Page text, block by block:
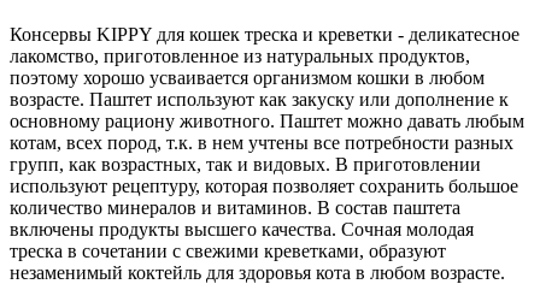
Консервы KIPPY для кошек треска и креветки - деликатесное
лакомство, приготовленное из натуральных продуктов,
поэтому хорошо усваивается организмом кошки в любом
возрасте. Паштет используют как закуску или дополнение к
основному рациону животного. Паштет можно давать любым
котам, всех пород, т.к. в нем учтены все потребности разных
групп, как возрастных, так и видовых. В приготовлении
используют рецептуру, которая позволяет сохранить большое
количество минералов и витаминов. В состав паштета
включены продукты высшего качества. Сочная молодая
треска в сочетании с свежими креветками, образуют
незаменимый коктейль для здоровья кота в любом возрасте.